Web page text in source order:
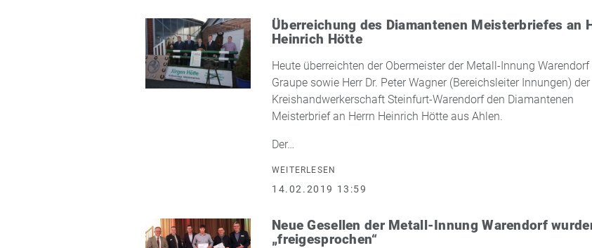
Überreichung des Diamantenen Meisterbriefes an
Heinrich Hötte
Heute überreichten der Obermeister der Metall-Innung Warendorf
Graupe sowie Herr Dr. Peter Wagner (Bereichsleiter Innungen) der
Kreishandwerkerschaft Steinfurt-Warendorf den Diamantenen
Meisterbrief an Herrn Heinrich Hötte aus Ahlen.
Der…
WEITERLESEN
14.02.2019 13:59
Neue Gesellen der Metall-Innung Warendorf
„freigesprochen“